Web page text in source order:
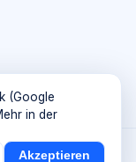
(Google
in der
Akzeptieren